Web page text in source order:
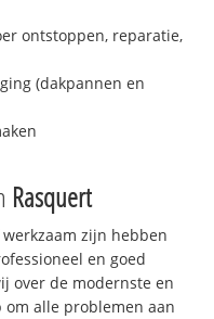
ontstoppen, reparatie,
(dakpannen en
Rasquert
zijn hebben
en goed
over de modernste en
alle problemen aan